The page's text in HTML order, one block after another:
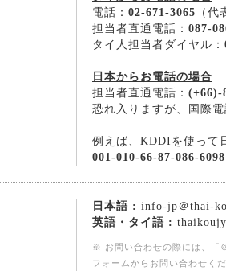
電話： 02-671-3065 （代
担当者直通電話： 087-
タイ人担当者ダイヤル：
日本からお電話の場合
担当者直通電話： (+66)-
恐れ入りますが、国際
例えば、KDDIを使って
001-010-66-87-086-6098
日本語 : info-jp＠thai-
英語・タイ語 :
※ お問い合わせの際には、「
フォームからお問い合わせくだ